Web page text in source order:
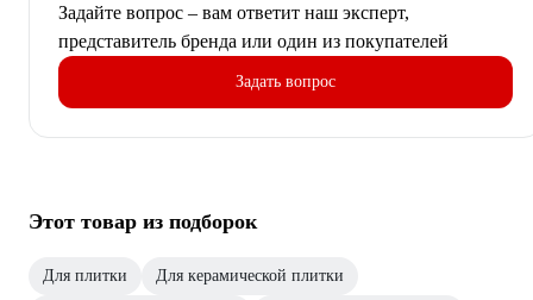
Задайте вопрос – вам ответит наш эксперт,
представитель бренда или один из покупателей
Задать вопрос
Этот товар из подборок
Для плитки Для керамической плитки